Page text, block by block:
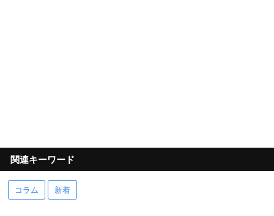
関連キーワード
コラム 新着